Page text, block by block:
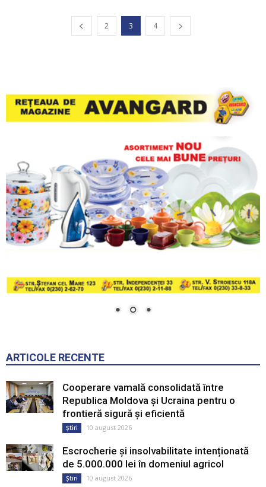
2 3 4
ARTICOLE RECENTE
Cooperare vamală consolidată între
Republica Moldova și Ucraina pentru o
frontieră sigură și eficientă
Știri 10 august 2026
Escrocherie și insolvabilitate intenționată
de 5.000.000 lei în domeniul agricol
Știri 10 august 2026